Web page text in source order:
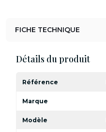
FICHE TECHNIQUE
Détails du produit
Référence
Marque
Modèle